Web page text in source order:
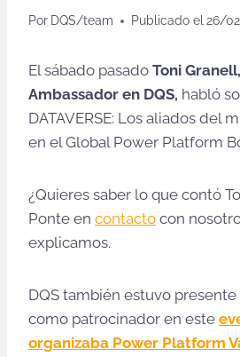
Por DQS/team Publicado el 26/
El sábado pasado Toni
Ambassador en DQS, habló
DATAVERSE: Los aliados del
en el Global Power Platform
¿Quieres saber lo que contó
Ponte en contacto con
explicamos.
DQS también estuvo presente
como patrocinador en este
organizaba Power Platform